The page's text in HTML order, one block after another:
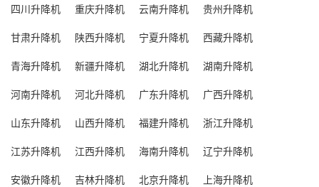
四川升降机 重庆升降机 云南升降机
贵州升降机
甘肃升降机
陕西升降机 宁夏升降机
西藏升降机
青海升降机
新疆升降机 湖北升降机
湖南升降机
河南升降机
河北升降机 广东升降机
广西升降机
山东升降机
山西升降机 福建升降机
浙江升降机
江苏升降机
江西升降机 海南升降机
辽宁升降机
安徽升降机
吉林升降机 北京升降机
上海升降机